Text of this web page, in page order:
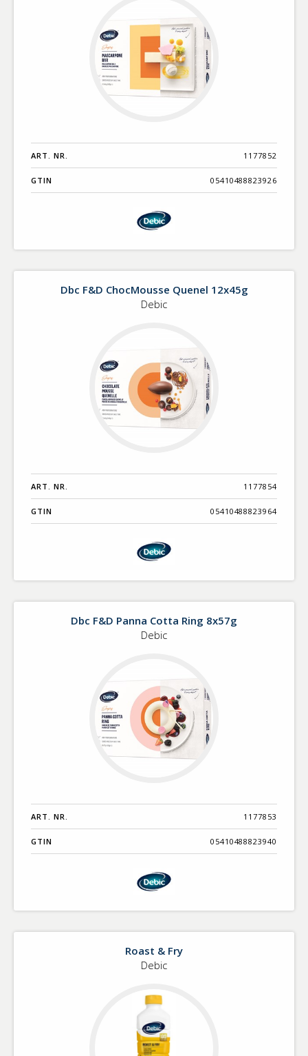
ART. NR. 1177852
GTIN 05410488823926
Dbc F&D ChocMousse Quenel 12x45g
Debic
ART. NR. 1177854
GTIN 05410488823964
Dbc F&D Panna Cotta Ring 8x57g
Debic
ART. NR. 1177853
GTIN 05410488823940
Roast & Fry
Debic